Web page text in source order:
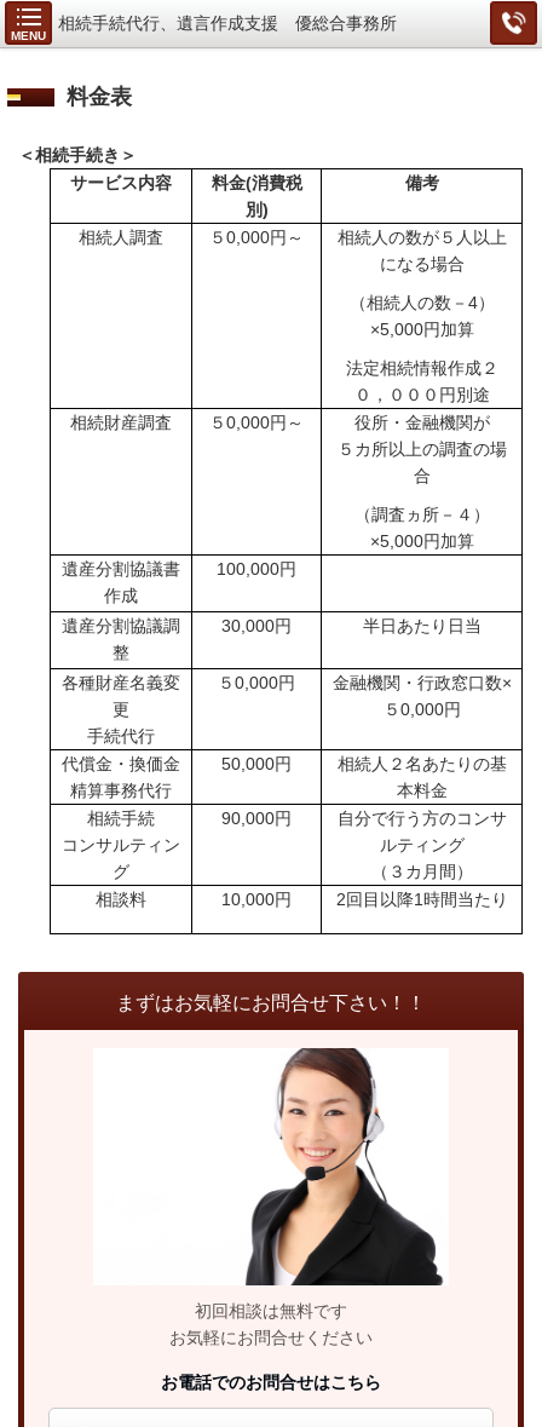
MENU
相続手続代行、遺言作成支援 優総合事務所
料金表
＜相続手続き＞
サービス内容
料金(消費税
別)
備考
相続人調査 ５0,000円～
相続人の数が５人以上
になる場合
（相続人の数－ 4）
×5,000円加算
法定相続情報作成２
０，０００円別途
相続財産調査
５0,000円～
役所・金融機関が
５カ所以上の調査の場
合
（調査ヵ所－４）
×5,000円加算
遺産分割協議書
作成
100,000円
遺産分割協議調
整
30,000円 半日あたり日当
各種財産名義変
更
手続代行
５0,000円
金融機関・行政窓口数×
５0,000円
代償金・換価金
精算事務代行
50,000円
相続人２名あたりの基
本料金
相続手続
コンサルティン
グ
90,000円
自分で行う方のコンサ
ルティング
（３カ月間）
相談料
10,000円 2回目以降1時間当たり
まずはお気軽にお問合せ下さい！！
初回相談は無料です
お気軽にお問合せください
お電話でのお問合せはこちら